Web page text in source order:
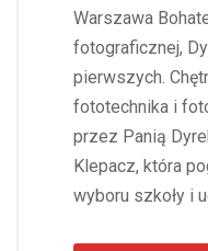
Warszawa
fotograficznej,
pierwszych.
fototechnika i
przez Panią
Klepacz, która
wyboru szkoły i